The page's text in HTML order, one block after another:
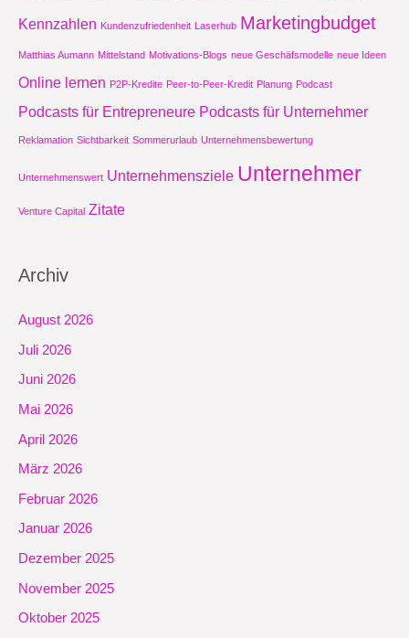
Kennzahlen Kundenzufriedenheit Laserhub Marketingbudget
Matthias Aumann Mittelstand Motivations-Blogs neue Geschäfsmodelle neue Ideen
Online lernen P2P-Kredite Peer-to-Peer-Kredit Planung Podcast
Podcasts für Entrepreneure Podcasts für Unternehmer
Reklamation Sichtbarkeit Sommerurlaub Unternehmensbewertung
Unternehmenswert Unternehmensziele Unternehmer
Venture Capital Zitate
Archiv
August 2026
Juli 2026
Juni 2026
Mai 2026
April 2026
März 2026
Februar 2026
Januar 2026
Dezember 2025
November 2025
Oktober 2025